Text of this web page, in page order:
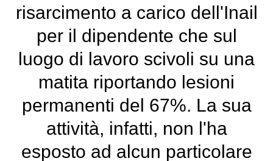
risarcimento a carico dell'Inail
per il dipendente che sul
luogo di lavoro scivoli su una
matita riportando lesioni
permanenti del 67%. La sua
attività, infatti, non l'ha
esposto ad alcun particolare